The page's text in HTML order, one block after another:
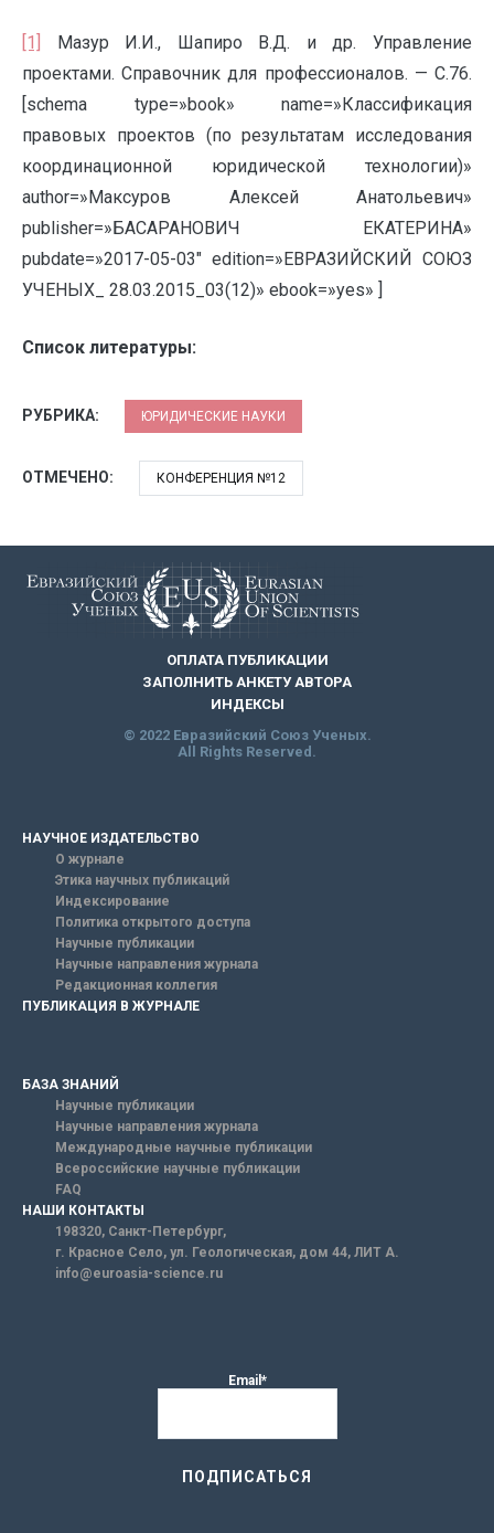
[1]
Мазур И.И., Шапиро В.Д. и др. Управление
проектами. Справочник для профессионалов. — С.76.
[schema type=»book» name=»Классификация
правовых проектов (по результатам исследования
координационной юридической технологии)»
author=»Максуров Алексей Анатольевич»
publisher=»БАСАРАНОВИЧ ЕКАТЕРИНА»
pubdate=»2017-05-03″ edition=»ЕВРАЗИЙСКИЙ СОЮЗ
УЧЕНЫХ_ 28.03.2015_03(12)» ebook=»yes» ]
Список литературы:
РУБРИКА: ЮРИДИЧЕСКИЕ НАУКИ
ОТМЕЧЕНО: КОНФЕРЕНЦИЯ №12
ОПЛАТА ПУБЛИКАЦИИ
ЗАПОЛНИТЬ АНКЕТУ АВТОРА
ИНДЕКСЫ
© 2022 Евразийский Союз Ученых.
All Rights Reserved.
НАУЧНОЕ ИЗДАТЕЛЬСТВО
О журнале
Этика научных публикаций
Индексирование
Политика открытого доступа
Научные публикации
Научные направления журнала
Редакционная коллегия
ПУБЛИКАЦИЯ В ЖУРНАЛЕ
БАЗА ЗНАНИЙ
Научные публикации
Научные направления журнала
Международные научные публикации
Всероссийские научные публикации
FAQ
НАШИ КОНТАКТЫ
198320, Санкт-Петербург,
г. Красное Село, ул. Геологическая, дом 44, ЛИТ А.
info@euroasia-science.ru
Email*